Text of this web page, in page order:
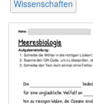
Wissenschaften